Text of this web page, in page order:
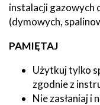
instalacji gazowych
(dymowych,
PAMIĘTAJ
Użytkuj tylko
zgodnie z
Nie zasłaniaj i